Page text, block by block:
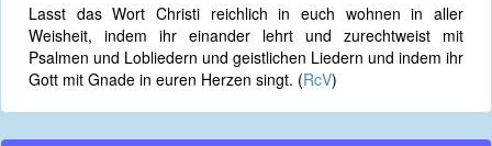
Lasst das Wort Christi reichlich in euch wohnen in aller
Weisheit, indem ihr einander lehrt und zurechtweist mit
Psalmen und Lobliedern und geistlichen Liedern und indem ihr
Gott mit Gnade in euren Herzen singt. (RcV)